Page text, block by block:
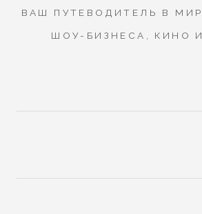
ВАШ ПУТЕВОДИТЕЛЬ В
ШОУ-БИЗНЕСА, КИНО И